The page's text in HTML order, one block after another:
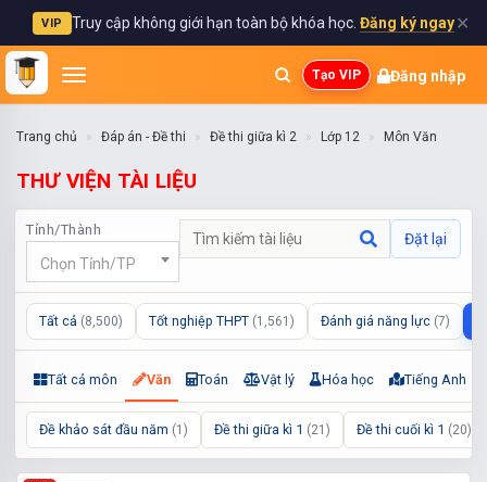
VIP Truy cập không giới hạn toàn bộ khóa học. Đăng ký ngay✕
Tạo VIP Đăng nhập
Trang chủ Đáp án - Đề thi Đề thi giữa kì 2 Lớp 12 Môn Văn
THƯ VIỆN TÀI LIỆU
Tỉnh/Thành
Chọn Tỉnh/TP
Đặt lại
Tất cả (8,500) Tốt nghiệp THPT (1,561) Đánh giá năng lực (7)
Tất cả môn Văn Toán Vật lý Hóa học Tiếng Anh
Đề khảo sát đầu năm (1) Đề thi giữa kì 1 (21) Đề thi cuối kì 1 (20)